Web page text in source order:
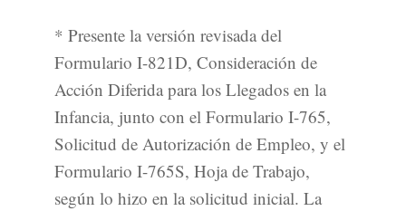
* Presente la versión revisada del
Formulario I-821D, Consideración de
Acción Diferida para los Llegados en la
Infancia, junto con el Formulario I-765,
Solicitud de Autorización de Empleo, y el
Formulario I-765S, Hoja de Trabajo,
según lo hizo en la solicitud inicial. La